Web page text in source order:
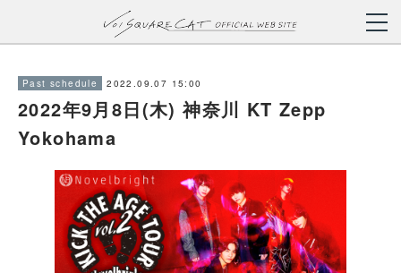
Past schedule 2022.09.07 15:00
2022年9月8日(木) 神奈川 KT Zepp
Yokohama